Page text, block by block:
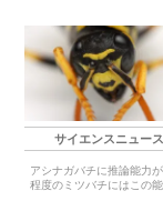
サイエンスニュース
アシナガバチに推論能力
程度のミツバチにはこの